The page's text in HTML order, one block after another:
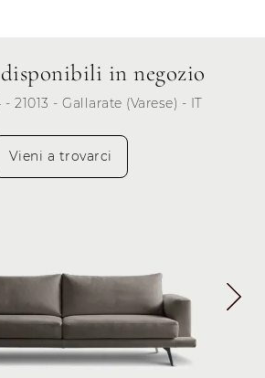
in negozio
21013 - Gallarate (Varese) - IT
Vieni a trovarci